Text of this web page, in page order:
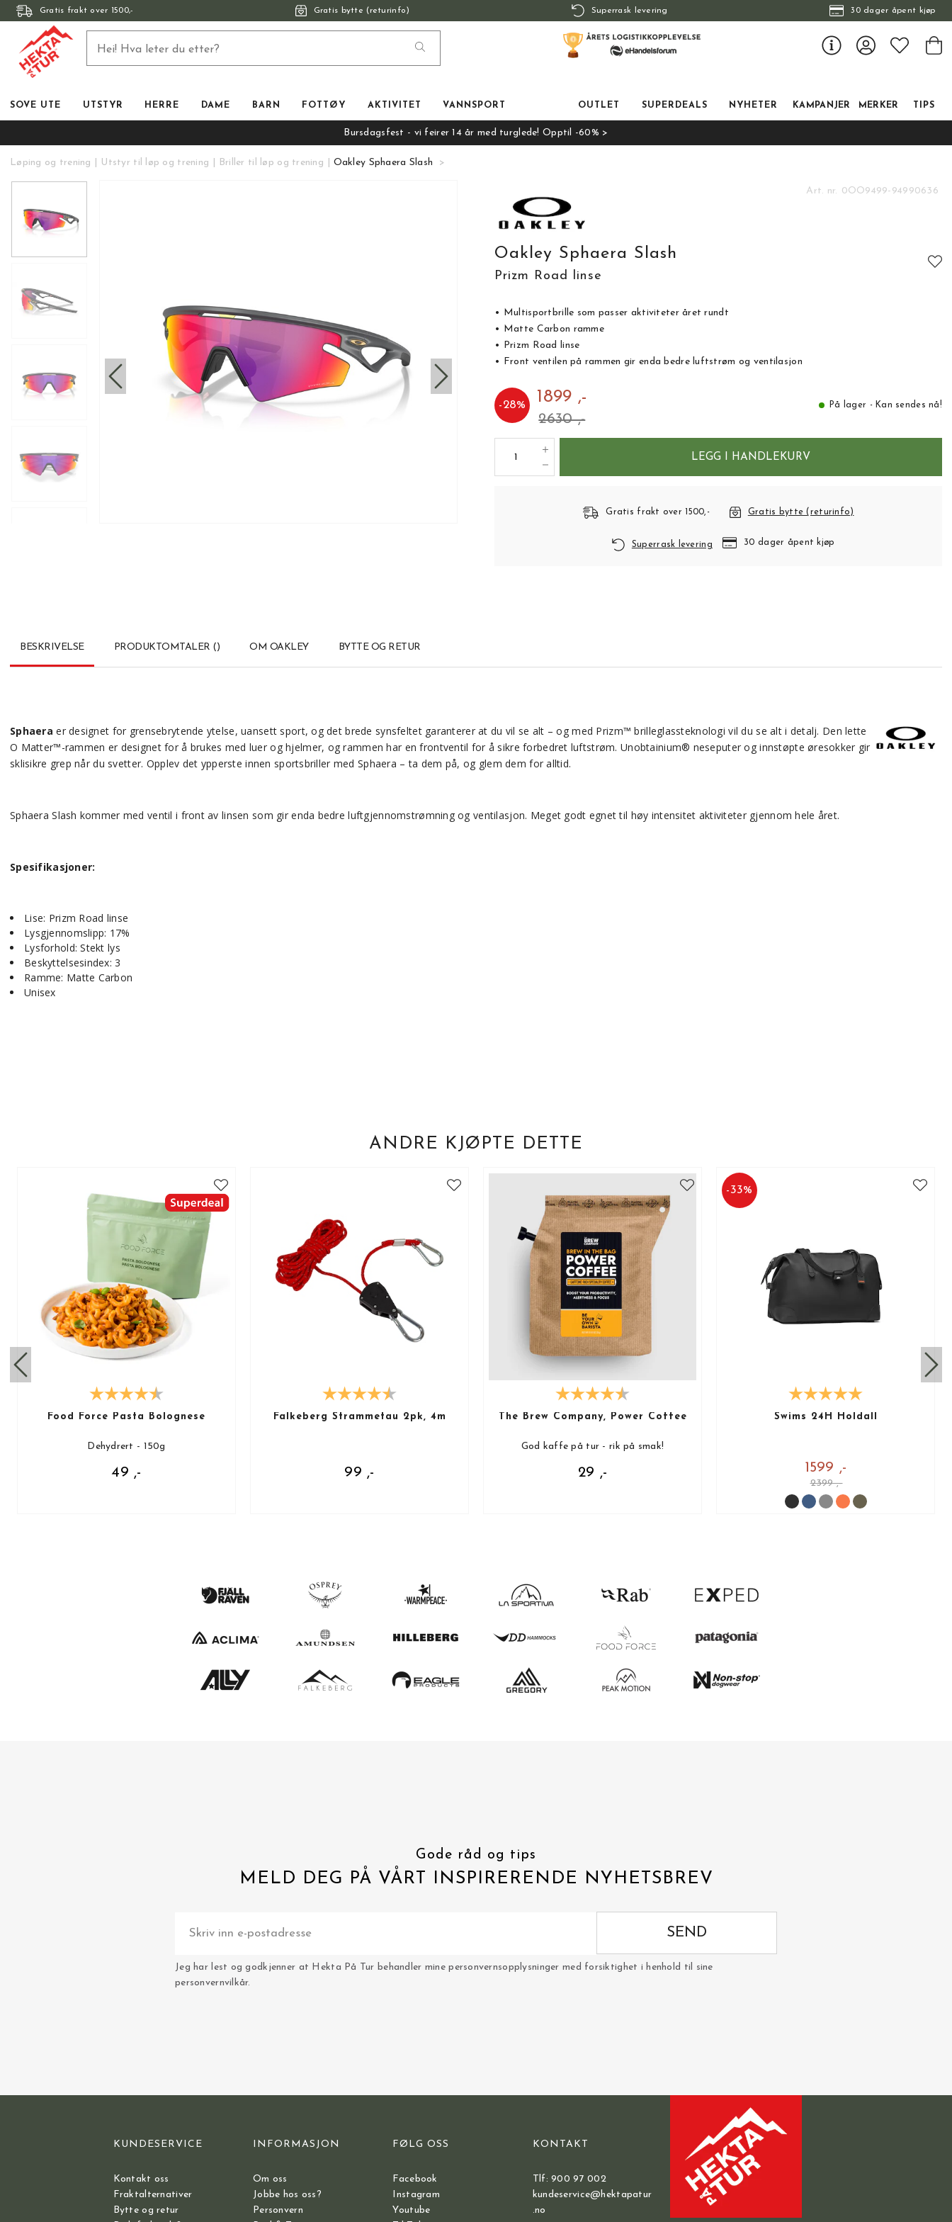
Gratis frakt over 1500,- Gratis bytte (returinfo) Superrask levering 30 dager åpent kjøp
SOVE UTE UTSTYR HERRE DAME BARN FOTTØY AKTIVITET VANNSPORT OUTLET SUPERDEALS NYHETER KAMPANJER MERKER TIPS
Bursdagsfest - vi feirer 14 år med turglede! Opptil -60% >
Løping og trening Utstyr til løp og trening Briller til løp og trening Oakley Sphaera Slash
Art. nr. 0OO9499-94990636
Oakley Sphaera Slash
Prizm Road linse
• Multisportbrille som passer aktiviteter året rundt
• Matte Carbon ramme
• Prizm Road linse
• Front ventilen på rammen gir enda bedre luftstrøm og ventilasjon
-28% 1899 ,-
2630 ,-
På lager - Kan sendes nå!
LEGG I HANDLEKURV
Gratis frakt over 1500,- Gratis bytte (returinfo)
Superrask levering 30 dager åpent kjøp
BESKRIVELSE PRODUKTOMTALER () OM OAKLEY BYTTE OG RETUR
Sphaera er designet for grensebrytende ytelse, uansett sport, og det brede synsfeltet garanterer at du vil se alt – og med Prizm™ brilleglassteknologi vil du se alt i detalj. Den lette
O Matter™-rammen er designet for å brukes med luer og hjelmer, og rammen har en frontventil for å sikre forbedret luftstrøm. Unobtainium® neseputer og innstøpte øresokker gir
sklisikre grep når du svetter. Opplev det ypperste innen sportsbriller med Sphaera – ta dem på, og glem dem for alltid.
Sphaera Slash kommer med ventil i front av linsen som gir enda bedre luftgjennomstrømning og ventilasjon. Meget godt egnet til høy intensitet aktiviteter gjennom hele året.
Spesifikasjoner:
Lise: Prizm Road linse
Lysgjennomslipp: 17%
Lysforhold: Stekt lys
Beskyttelsesindex: 3
Ramme: Matte Carbon
Unisex
ANDRE KJØPTE DETTE
Food Force Pasta Bolognese
Dehydrert - 150g
49 ,-
Falkeberg Strammetau 2pk, 4m
99 ,-
The Brew Company, Power Coffee
God kaffe på tur - rik på smak!
29 ,-
-33%
Swims 24H Holdall
1599 ,-
2399 ,-
Gode råd og tips
MELD DEG PÅ VÅRT INSPIRERENDE NYHETSBREV
SEND
Jeg har lest og godkjenner at Hekta På Tur behandler mine personvernsopplysninger med forsiktighet i henhold til sine
personvernvilkår.
KUNDESERVICE
Kontakt oss
Fraktalternativer
Bytte og retur
INFORMASJON
Om oss
Jobbe hos oss?
Personvern
FØLG OSS
Facebook
Instagram
Youtube
KONTAKT
Tlf: 900 97 002
kundeservice@hektapatur
.no